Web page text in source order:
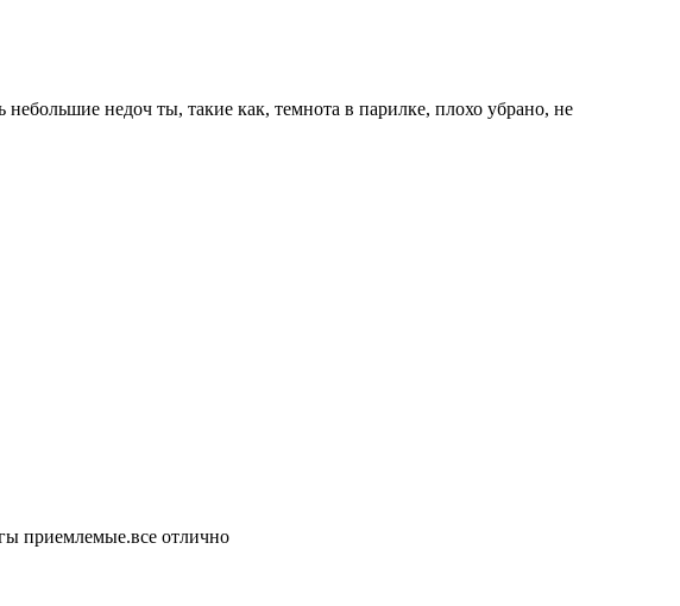
недоч ты, такие как, темнота в парилке, плохо убрано, не
приемлемые.все отлично